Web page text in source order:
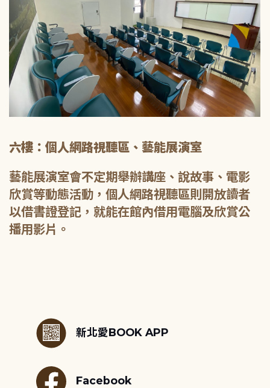
六樓：個人網路視聽區、藝能展演室
藝能展演室會不定期舉辦講座、說故事、電影
欣賞等動態活動，個人網路視聽區則開放讀者
以借書證登記，就能在館內借用電腦及欣賞公
播用影片。
新北愛BOOK APP
Facebook